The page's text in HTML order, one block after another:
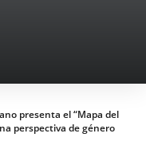
presenta el “Mapa del
perspectiva de género